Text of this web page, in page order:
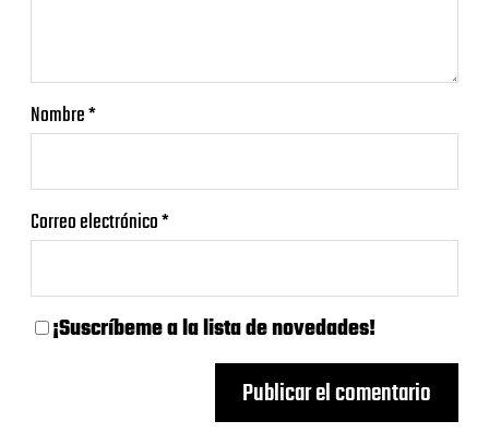
Nombre*
Correo electrónico*
¡Suscríbeme a la lista de novedades!